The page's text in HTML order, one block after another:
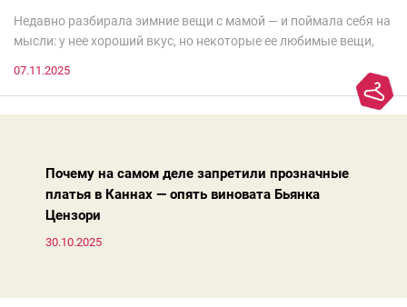
Недавно разбирала зимние вещи с мамой — и поймала себя на
мысли: у нее хороший вкус, но некоторые ее любимые вещи,
моды. Вовсе нет.Проблема в том, что сама мода сделала шаг
07.11.2025
Почему на самом деле запретили прозначные
платья в Каннах — опять виновата Бьянка
Цензори
30.10.2025